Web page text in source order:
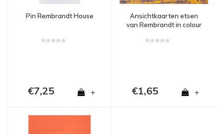
Pin Rembrandt House
€7,25 +
Ansichtkaarten etsen
van Rembrandt in colour
€1,65 +